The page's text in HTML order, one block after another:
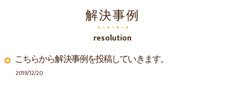
解決事例
resolution
こちらから解決事例を投稿していきます。
2019/12/20